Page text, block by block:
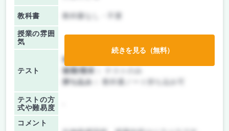
教科書 教科書なし・不要
授業の雰囲
気
テスト
前期/中間：
後期/期末：
持ち込み：
教科書ノート持ち込み可
テストの方
式や難易度
コメント
続きを見る（無料）